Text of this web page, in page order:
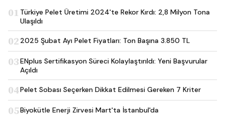
01 Türkiye Pelet Üretimi 2024'te Rekor Kırdı: 2,8 Milyon Tona
Ulaşıldı
02 2025 Şubat Ayı Pelet Fiyatları: Ton Başına 3.850 TL
03ENplus Sertifikasyon Süreci Kolaylaştırıldı: Yeni Başvurular
Açıldı
04Pelet Sobası Seçerken Dikkat Edilmesi Gereken 7 Kriter
05Biyokütle Enerji Zirvesi Mart'ta İstanbul'da